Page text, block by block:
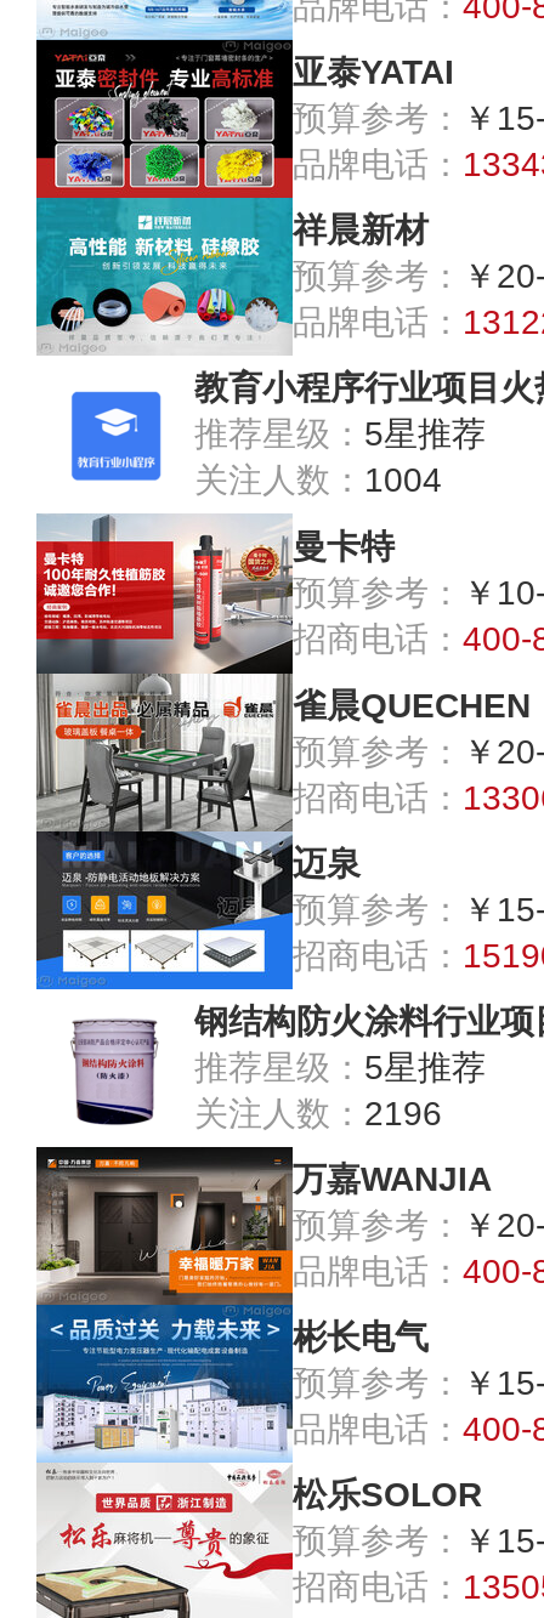
亚泰YATAI
预算参考：
￥
品牌电话：
祥晨新材
预算参考：
￥
品牌电话：
教育小程序行业项目火
推荐星级： 5星推荐
关注人数： 1004
曼卡特
预算参考：
￥
招商电话： 400-
雀晨QUECHEN
预算参考：
￥
招商电话：
迈泉
预算参考：
￥
招商电话：
钢结构防火涂料行业
推荐星级： 5星推荐
关注人数： 2196
万嘉WANJIA
预算参考：
￥
品牌电话： 400-
彬长电气
预算参考：
￥
品牌电话： 400-
松乐SOLOR
预算参考：
￥
招商电话：